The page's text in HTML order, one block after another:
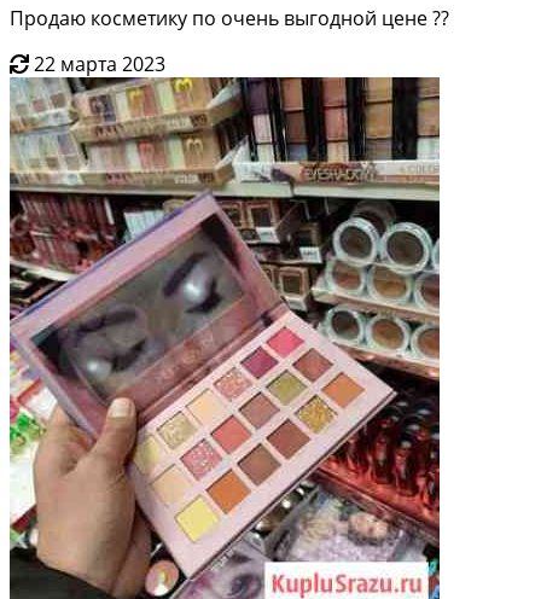
Продаю косметику по очень выгодной цене ??
22 марта 2023